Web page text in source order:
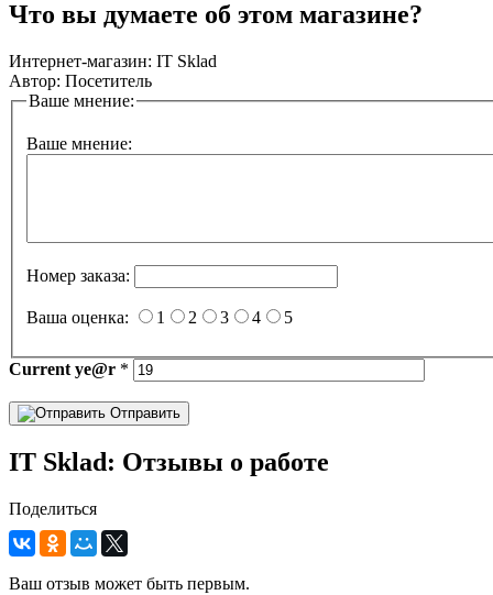
Что вы думаете об этом магазине?
Интернет-магазин: IT Sklad
Автор: Посетитель
Ваше мнение:
Ваше мнение:
Номер заказа:
Ваша оценка: 1 2 3 4 5
Current ye@r *
Отправить
IT Sklad: Отзывы о работе
Поделиться
Ваш отзыв может быть первым.